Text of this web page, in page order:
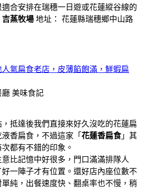
合安排在瑞穗一日遊或花蓮縱谷線的
吉蒸牧場 地址： 花蓮縣瑞穗鄉中山路
氣扁食老店，皮薄餡飽滿，鮮蝦扁
廳 美味食記
抵達後我們直接來好久沒吃的花蓮扁
香扁食，不過這家「 花蓮香扁食」其
都有不錯的印象。
比記憶中好很多，門口滿滿排隊人
一陣子才有位置。還好店內座位數不
純，出餐速度快、翻桌率也不慢，稍